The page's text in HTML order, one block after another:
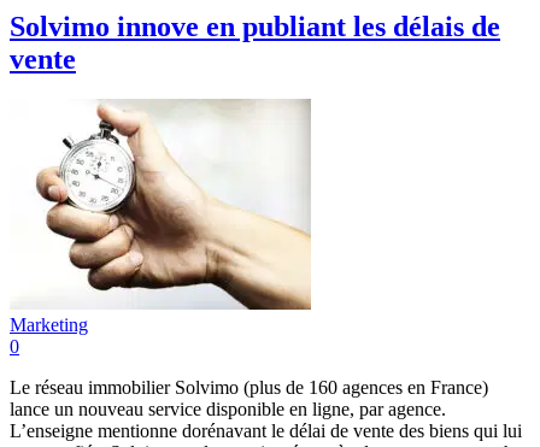
Solvimo innove en publiant les délais de
vente
Marketing
0
Le réseau immobilier Solvimo (plus de 160 agences en France)
lance un nouveau service disponible en ligne, par agence.
L’enseigne mentionne dorénavant le délai de vente des biens qui lui